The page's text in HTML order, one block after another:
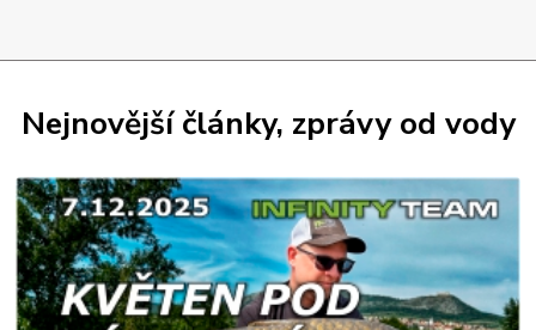
Nejnovější články, zprávy od vody